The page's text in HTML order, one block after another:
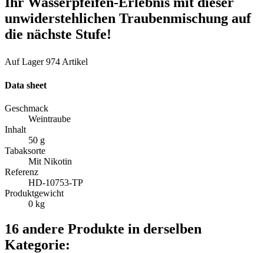
unwiderstehlichen Traubenmischung auf
die nächste Stufe!
Auf Lager 974 Artikel
Data sheet
Geschmack
Weintraube
Inhalt
50 g
Tabaksorte
Mit Nikotin
Referenz
HD-10753-TP
Produktgewicht
0 kg
16 andere Produkte in derselben
Kategorie: